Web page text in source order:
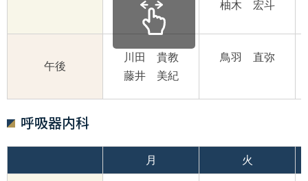
柚木 宏斗
午後
川田 貴教
藤井 美紀
鳥羽 直弥
呼吸器内科
月 火